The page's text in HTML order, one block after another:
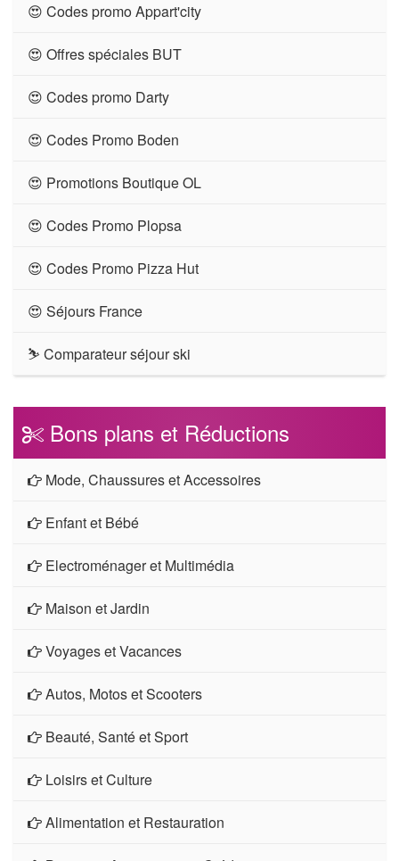
😍 Codes promo Appart'city
😍 Offres spéciales BUT
😍 Codes promo Darty
😍 Codes Promo Boden
😍 Promotions Boutique OL
😍 Codes Promo Plopsa
😍 Codes Promo Pizza Hut
😍 Séjours France
⛷ Comparateur séjour ski
Bons plans et Réductions
Mode, Chaussures et Accessoires
Enfant et Bébé
Electroménager et Multimédia
Maison et Jardin
Voyages et Vacances
Autos, Motos et Scooters
Beauté, Santé et Sport
Loisirs et Culture
Alimentation et Restauration